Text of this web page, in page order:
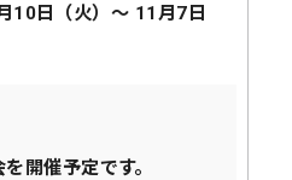
10日（火）～ 11月7日
開催予定です。